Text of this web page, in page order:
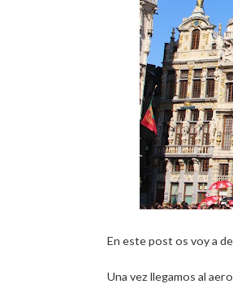
En este post os voy a
Una vez llegamos al